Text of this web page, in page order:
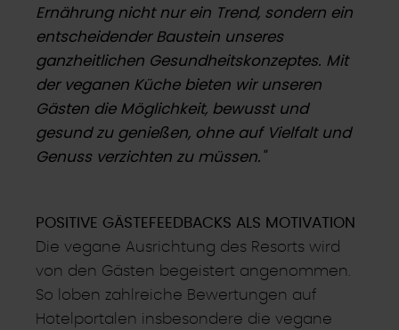
Ernährung nicht nur ein Trend, sondern ein
entscheidender Baustein unseres
ganzheitlichen Gesundheitskonzeptes. Mit
der veganen Küche bieten wir unseren
Gästen die Möglichkeit, bewusst und
gesund zu genießen, ohne auf Vielfalt und
Genuss verzichten zu müssen."
POSITIVE GÄSTEFEEDBACKS ALS MOTIVATION
Die vegane Ausrichtung des Resorts wird
von den Gästen begeistert angenommen.
So loben zahlreiche Bewertungen auf
Hotelportalen insbesondere die vegane